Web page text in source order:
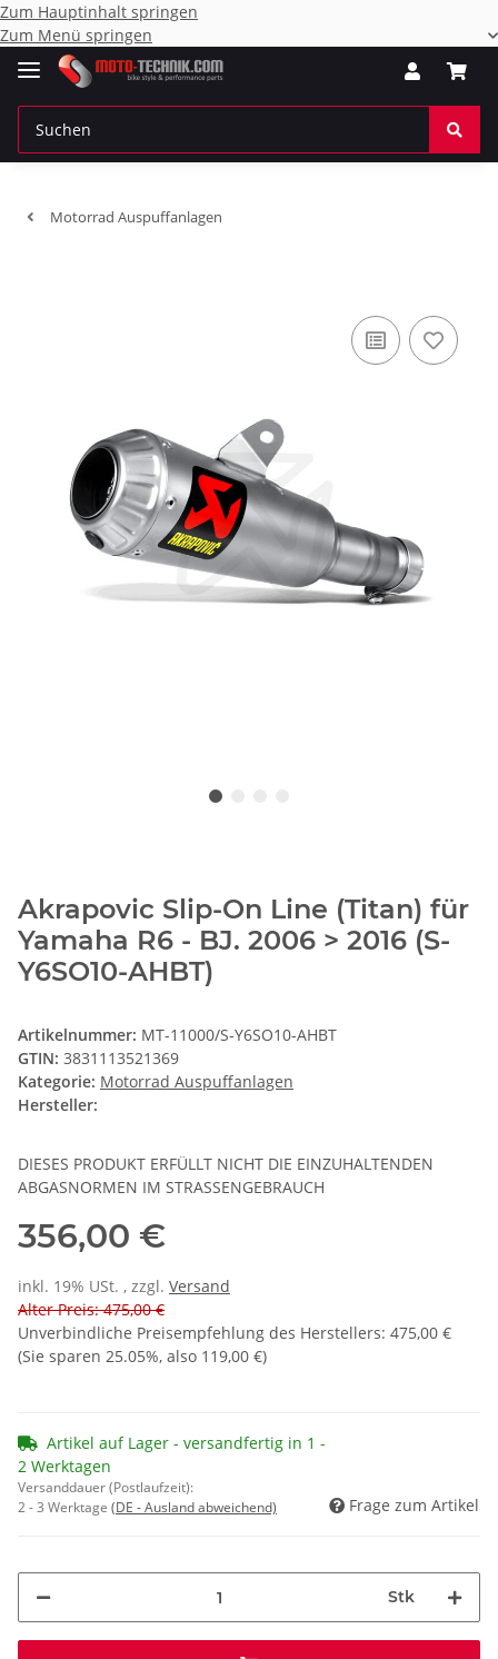
Zum Hauptinhalt springen
Zum Menü springen
Motorrad Auspuffanlagen
Akrapovic Slip-On Line (Titan) für
Yamaha R6 - BJ. 2006 > 2016 (S-
Y6SO10-AHBT)
Artikelnummer: MT-11000/S-Y6SO10-AHBT
GTIN: 3831113521369
Kategorie: Motorrad Auspuffanlagen
Hersteller:
DIESES PRODUKT ERFÜLLT NICHT DIE EINZUHALTENDEN
ABGASNORMEN IM STRASSENGEBRAUCH
356,00 €
inkl. 19% USt. , zzgl. Versand
Alter Preis: 475,00 €
Unverbindliche Preisempfehlung des Herstellers: 475,00 €
(Sie sparen 25.05%, also 119,00 €)
Artikel auf Lager - versandfertig in 1 -
2 Werktagen
Versanddauer (Postlaufzeit):
2 - 3 Werktage (DE - Ausland abweichend) Frage zum Artikel
Stk